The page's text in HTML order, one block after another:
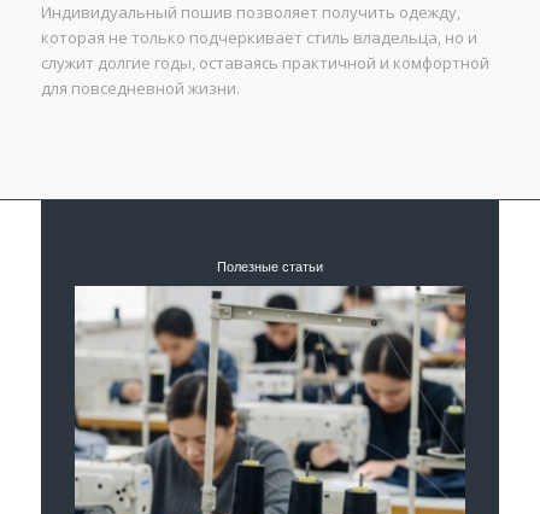
Индивидуальный пошив позволяет получить одежду,
которая не только подчеркивает стиль владельца, но и
служит долгие годы, оставаясь практичной и комфортной
для повседневной жизни.
Полезные статьи